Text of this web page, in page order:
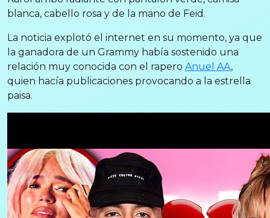
blanca, cabello rosa y de la mano de Feid.
La noticia explotó el internet en su momento, ya que
la ganadora de un Grammy había sostenido una
relación muy conocida con el rapero Anuel AA,
quien hacía publicaciones provocando a la estrella
paisa.